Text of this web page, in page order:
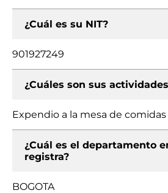
¿Cuál es su NIT?
901927249
¿Cuáles son sus
Expendio a la mesa de
¿Cuál es el departamento
registra?
BOGOTA